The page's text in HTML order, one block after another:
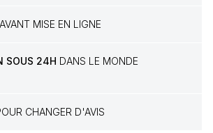
AVANT MISE EN LIGNE
SOUS 24H DANS LE MONDE
CHANGER D'AVIS